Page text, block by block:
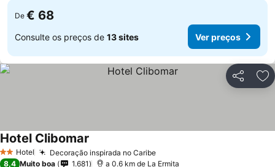
De € 68
Consulte os preços de 13 sites Ver preços
Partilhar
2 Estrelas
Hotel Decoração inspirada no CaribeVer preços
Hotel Clibomar
8,4 Muito boa 1.681 a 0.6 km de La Ermita